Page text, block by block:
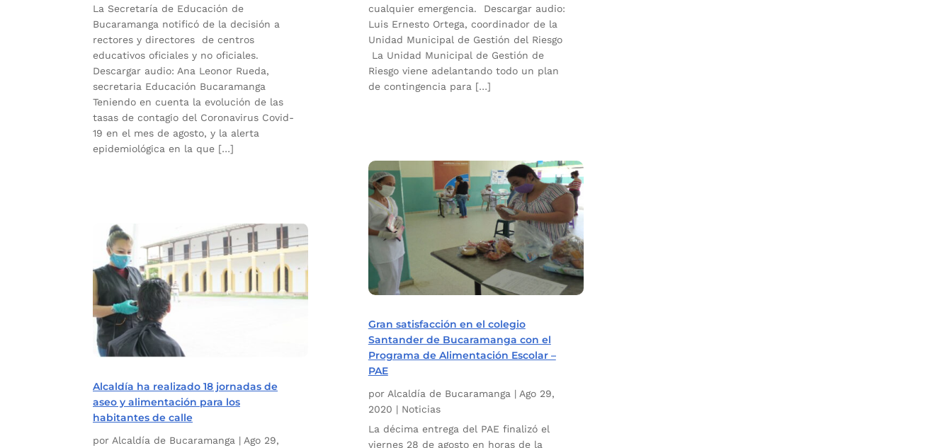
La Secretaría de Educación de
Bucaramanga notificó de la decisión a
rectores y directores de centros
educativos oficiales y no oficiales.
Descargar audio: Ana Leonor Rueda,
secretaria Educación Bucaramanga
Teniendo en cuenta la evolución de las
tasas de contagio del Coronavirus Covid-
19 en el mes de agosto, y la alerta
epidemiológica en la que […]
Alcaldía ha realizado 18 jornadas de
aseo y alimentación para los
habitantes de calle
por Alcaldía de Bucaramanga | Ago 29,
cualquier emergencia. Descargar audio:
Luis Ernesto Ortega, coordinador de la
Unidad Municipal de Gestión del Riesgo
La Unidad Municipal de Gestión de
Riesgo viene adelantando todo un plan
de contingencia para […]
Gran satisfacción en el colegio
Santander de Bucaramanga con el
Programa de Alimentación Escolar –
PAE
por Alcaldía de Bucaramanga| Ago 29,
2020 | Noticias
La décima entrega del PAE finalizó el
viernes 28 de agosto en horas de la